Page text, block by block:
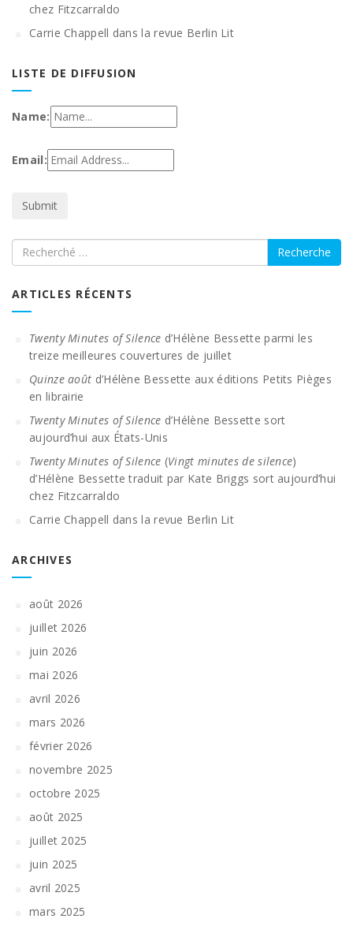
chez Fitzcarraldo
Carrie Chappell dans la revue Berlin Lit
LISTE DE DIFFUSION
Name:
Email:
Recherche
ARTICLES RÉCENTS
Twenty Minutes of Silence d’Hélène Bessette parmi les
treize meilleures couvertures de juillet
Quinze août d’Hélène Bessette aux éditions Petits Pièges
en librairie
Twenty Minutes of Silence d’Hélène Bessette sort
aujourd’hui aux États-Unis
Twenty Minutes of Silence (Vingt minutes de silence)
d’Hélène Bessette traduit par Kate Briggs sort aujourd’hui
chez Fitzcarraldo
Carrie Chappell dans la revue Berlin Lit
ARCHIVES
août 2026
juillet 2026
juin 2026
mai 2026
avril 2026
mars 2026
février 2026
novembre 2025
octobre 2025
août 2025
juillet 2025
juin 2025
avril 2025
mars 2025